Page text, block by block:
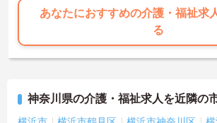
・資格取得支援制度あり
→ 働きながら専門知識や技術を身につけられま
―――――――――――――――
■ 長く働きやすい待遇が魅力
・社会保険完備
あなたにおすすめの介護・福祉求
る
神奈川県の介護・福祉求人を近隣の